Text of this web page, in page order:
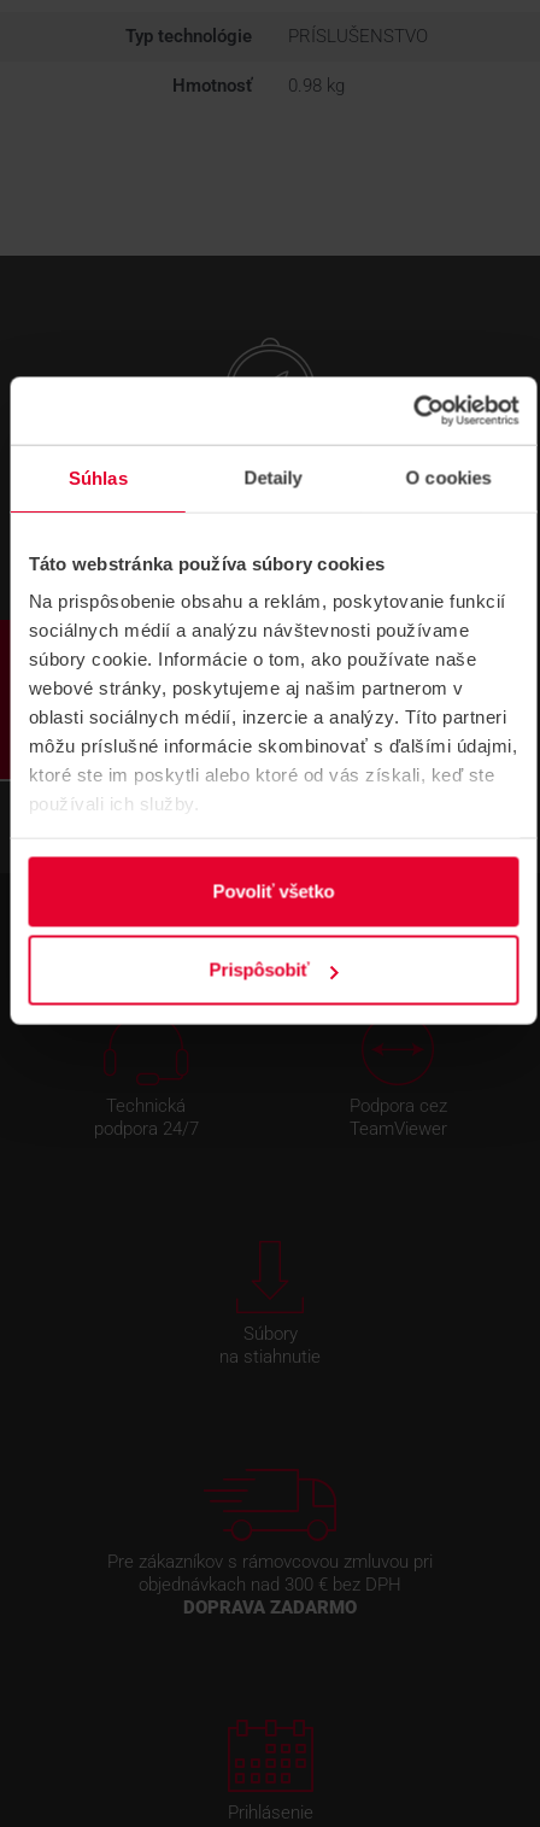
Súhlas Detaily O cookies
Táto webstránka používa súbory cookies
Na prispôsobenie obsahu a reklám, poskytovanie funkcií
sociálnych médií a analýzu návštevnosti používame
súbory cookie. Informácie o tom, ako používate naše
webové stránky, poskytujeme aj našim partnerom v
oblasti sociálnych médií, inzercie a analýzy. Títo partneri
môžu príslušné informácie skombinovať s ďalšími údajmi,
ktoré ste im poskytli alebo ktoré od vás získali, keď ste
používali ich služby.
Povoliť všetko
Prispôsobiť
PRODUKTY
Typ technológie PRÍSLUŠENSTVO
Hmotnosť 0.98 kg
NÁVODY A PODPORA
DATASHEETY
HIK120L + Z5V105 TWIN Konzola pre uc
hytenie HIK120L + Z5V105 TWIN
149,75 kB
Technická
podpora 24/7
Podpora cez
TeamViewer
Súbory
na stiahnutie
Pre zákazníkov s rámovcovou zmluvou pri
objednávkach nad 300 € bez DPH
DOPRAVA ZADARMO
Prihlásenie